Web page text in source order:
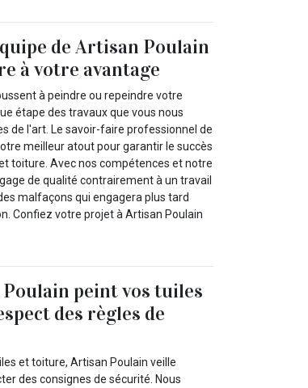
de Artisan Poulain
à votre avantage
à peindre ou repeindre votre
étape des travaux que vous nous
de l'art. Le savoir-faire professionnel de
meilleur atout pour garantir le succès
toiture. Avec nos compétences et notre
de qualité contrairement à un travail
malfaçons qui engagera plus tard
Confiez votre projet à Artisan Poulain
peint vos tuiles
des règles de
et toiture, Artisan Poulain veille
des consignes de sécurité. Nous